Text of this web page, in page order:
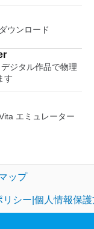
Registry Editor、
Magic、
CD、Windows
Server 2003
Windows 7、
されている言語は
ドネシア語、マレ
、ポルスキ、ポルト
ロヴェンスキー、
ロヴェンスキー
、Türkçe。
よびHDR10コンテ
モードで21：9モ
画を見る常時オン
で4K HDRおよび
エクスペリエンス
Realityヘッド
とキャストのサポ
トライアルです。
3.3 support.
- Create one;
Air Support - Drag
environments.
VMs -
virtual
Support -
IPv6 Support -
and 4to6).
- USB 3.0,
printers, and
ウンロード
ジタル作品で物理
す
エミュレーター
ップ
リシー 個人情報保